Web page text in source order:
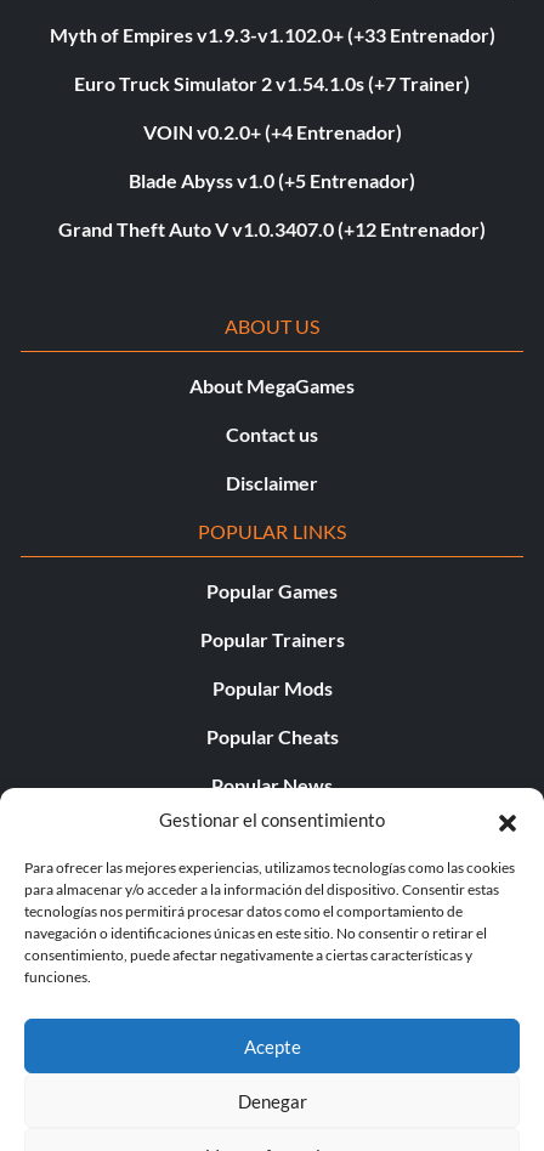
Gestionar el consentimiento
Para ofrecer las mejores experiencias, utilizamos tecnologías como las cookies
para almacenar y/o acceder a la información del dispositivo. Consentir estas
tecnologías nos permitirá procesar datos como el comportamiento de
navegación o identificaciones únicas en este sitio. No consentir o retirar el
consentimiento, puede afectar negativamente a ciertas características y
funciones.
Acepte
Denegar
Myth of Empires v1.9.3-v1.102.0+ (+33 Entrenador)
Euro Truck Simulator 2 v1.54.1.0s (+7 Trainer)
VOIN v0.2.0+ (+4 Entrenador)
Blade Abyss v1.0 (+5 Entrenador)
Grand Theft Auto V v1.0.3407.0 (+12 Entrenador)
ABOUT US
About MegaGames
Contact us
Disclaimer
POPULAR LINKS
Popular Games
Popular Trainers
Popular Mods
Popular Cheats
Popular News
Popular Editorials
Popular Free Games
LATEST UPDATES